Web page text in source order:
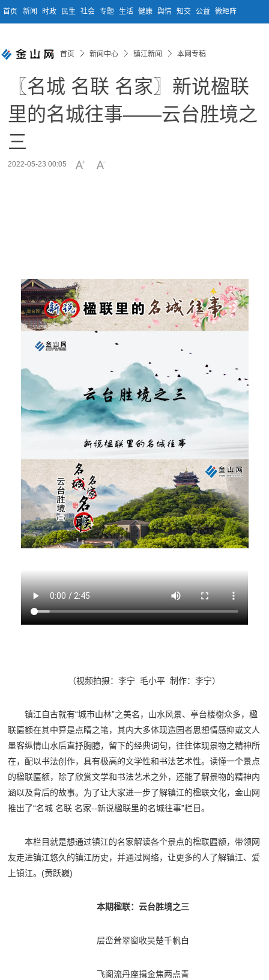
首页 新闻 时政 民生 社会 专题 生活 健康 舆情 知交 公益 微矩阵
首页 新闻中心 镇江新闻 本网专稿
〖名城 名联 名家〗新说楹联
里的名城往事——云台胜境之
三
2022-05-23 00:05
（视频拍摄：李宁 毛小平 制作：李宁）
镇江自古就有“城市山林”之美名，山水风景、亭台楼榭众多，楹
联匾额在其中算是点睛之笔，其内大多体现造园者思想情感抑或文人
墨客纵情山水后直抒胸臆，留下的经典词句，往往体现景物之精神所
在，配以书法创作，具有极高的文学性和书法艺术性。读懂一个景点
的楹联匾额，除了欣赏文学和书法艺术之外，还能了解景物的精神内
涵以及背后的故事。为了让大家进一步了解镇江的楹联文化，金山网
推出了“名城 名联 名家--新说楹联里的名城往事”栏目。
本栏目就是想通过镇江的名家解读各个景点的楹联匾额，带领网
友走进镇江悠久的镇江历史，并通过网络，让更多的人了解镇江、爱
上镇江。(黄跃巍)
本期楹联：云台胜境之三
层峦耸翠窗收吴楚千帆白
飞阁流丹座揖金焦两点青